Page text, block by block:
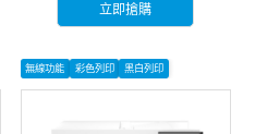
立即搶購
無線功能 彩色列印 黑白列印